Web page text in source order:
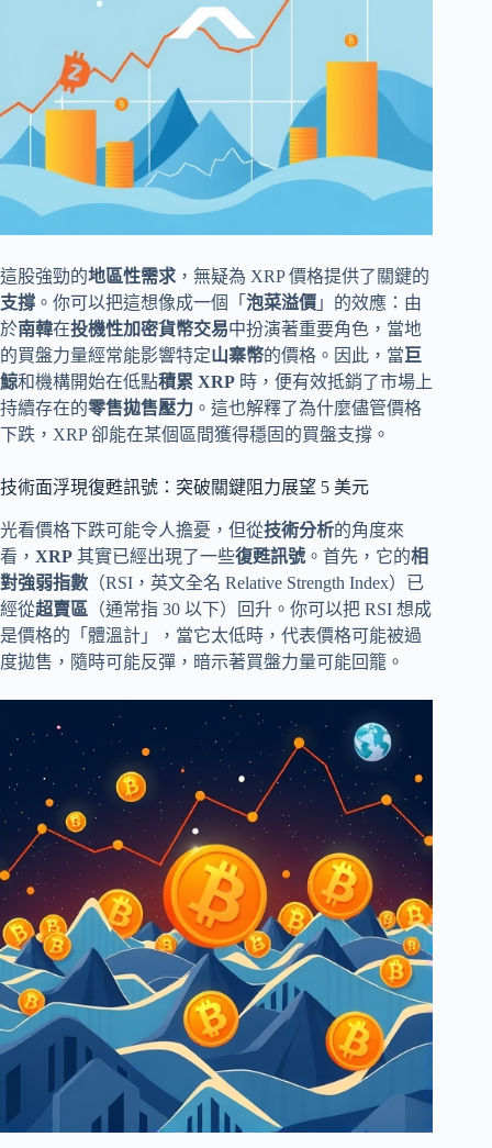
這股強勁的地區性需求 ，無疑為 XRP 價格提供了關鍵的
支撐 。你可以把這想像成一個「 泡菜溢價 」的效應：由
於南韓在投機性加密貨幣交易中扮演著重要角色，當地
的買盤力量經常能影響特定山寨幣的價格。因此，當巨
鯨和機構開始在低點積累 XRP 時，便有效抵銷了市場上
持續存在的零售拋售壓力 。這也解釋了為什麼儘管價格
下跌，XRP 卻能在某個區間獲得穩固的買盤支撐。
技術面浮現復甦訊號：突破關鍵阻力展望 5 美元
光看價格下跌可能令人擔憂，但從技術分析的角度來
看， XRP 其實已經出現了一些復甦訊號 。首先，它的相
對強弱指數 （RSI，英文全名 Relative Strength Index）已
經從超賣區 （通常指 30 以下）回升。你可以把 RSI 想成
是價格的「體溫計」，當它太低時，代表價格可能被過
度拋售，隨時可能反彈，暗示著買盤力量可能回籠。